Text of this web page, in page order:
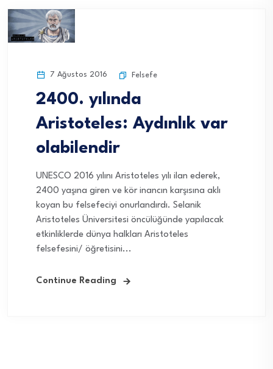
7 Ağustos 2016 Felsefe
2400. yılında
Aristoteles: Aydınlık var
olabilendir
UNESCO 2016 yılını Aristoteles yılı ilan ederek,
2400 yaşına giren ve kör inancın karşısına aklı
koyan bu felsefeciyi onurlandırdı. Selanik
Aristoteles Üniversitesi öncülüğünde yapılacak
etkinliklerde dünya halkları Aristoteles
felsefesini/ öğretisini...
Continue Reading